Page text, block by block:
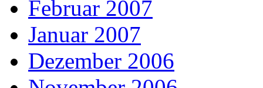
Februar 2007
Januar 2007
Dezember 2006